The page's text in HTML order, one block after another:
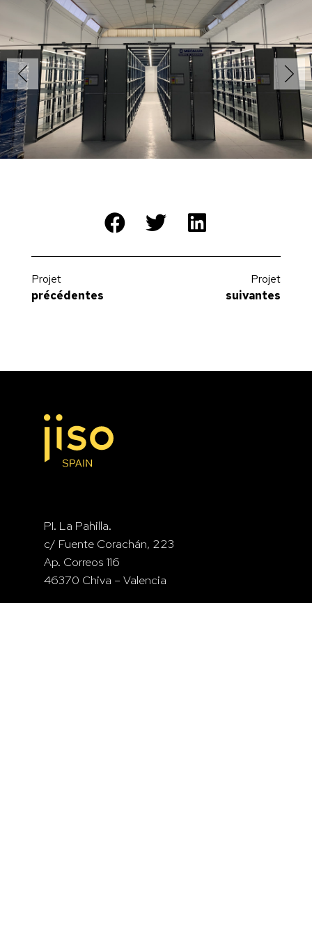
Projet
précédentes
Projet
suivantes
PI. La Pahilla.
c/ Fuente Corachán, 223
Ap. Correos 116
46370 Chiva – Valencia